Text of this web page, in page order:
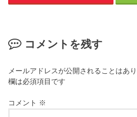
コメントを残す
メールアドレスが公開されることはあり
欄は必須項目です
コメント ※